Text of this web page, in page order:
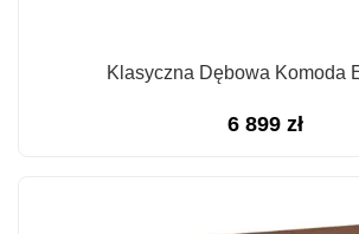
Klasyczna Dębowa Komoda
6 899 zł